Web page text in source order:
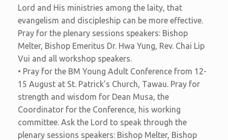
Lord and His ministries among the laity, that
evangelism and discipleship can be more effective.
Pray for the plenary sessions speakers: Bishop
Melter, Bishop Emeritus Dr. Hwa Yung, Rev. Chai Lip
Vui and all workshop speakers.
• Pray for the BM Young Adult Conference from 12-
15 August at St. Patrick’s Church, Tawau. Pray for
strength and wisdom for Dean Musa, the
Coordinator for the Conference, his working
committee. Ask the Lord to speak through the
plenary sessions speakers: Bishop Melter, Bishop